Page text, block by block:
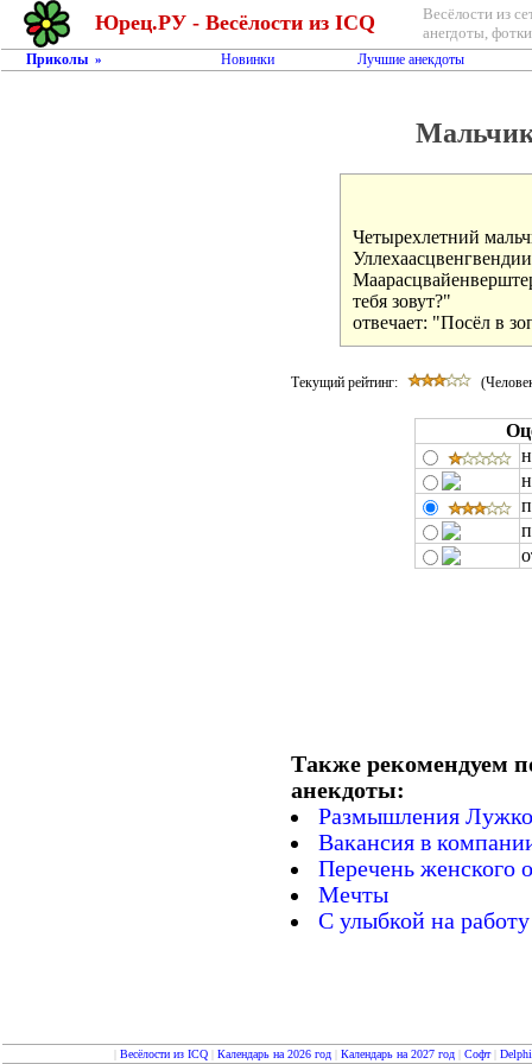
Юрец.РУ - Весёлости из ICQ
Весёлости из
анегдоты,
Приколы » Новинки Лучшие анекдоты
Четырехлетний
тебя зовут?"
отвечает: "Посёл в
Текущий рейтинг:
Также рекомендуем
анекдоты:
Размышления
Вакансия в
Перечень женского
Мечты
С улыбкой на
Весёлости из ICQ| Календарь на 2026 год| Календарь на 2027 год| Софт|